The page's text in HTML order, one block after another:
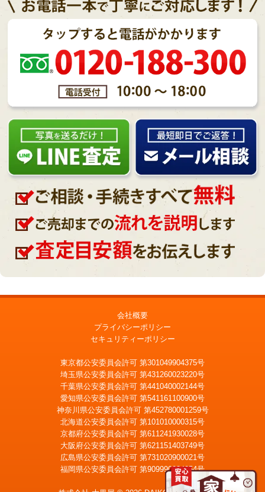
会社概要
プライバシーポリシー
セキュリティーポリシー
東京都公安委員会許可 第301049904375号
埼玉県公安委員会許可 第431260023220号
千葉県公安委員会許可 第441040002144号
愛知県公安委員会許可 第541161100900号
神奈川県公安委員会許可 第452780001259号
北海道公安委員会許可 第101010000315号
京都府公安委員会許可 第611241930028号
大阪府公安委員会許可 第621151403749号
広島県公安委員会許可 第731020900021号
福岡県公安委員会許可 第909990034054号